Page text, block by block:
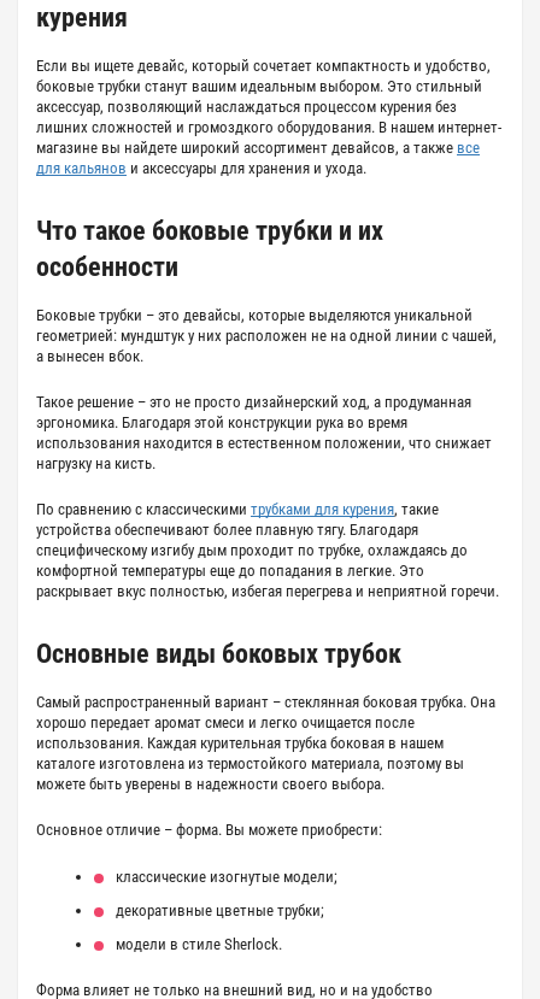
курения
Если вы ищете девайс, который сочетает компактность и удобство,
боковые трубки станут вашим идеальным выбором. Это стильный
аксессуар, позволяющий наслаждаться процессом курения без
лишних сложностей и громоздкого оборудования. В нашем интернет-
магазине вы найдете широкий ассортимент девайсов, а также все
для кальянов и аксессуары для хранения и ухода.
Что такое боковые трубки и их
особенности
Боковые трубки – это девайсы, которые выделяются уникальной
геометрией: мундштук у них расположен не на одной линии с чашей,
а вынесен вбок.
Такое решение – это не просто дизайнерский ход, а продуманная
эргономика. Благодаря этой конструкции рука во время
использования находится в естественном положении, что снижает
нагрузку на кисть.
По сравнению с классическими трубками для курения, такие
устройства обеспечивают более плавную тягу. Благодаря
специфическому изгибу дым проходит по трубке, охлаждаясь до
комфортной температуры еще до попадания в легкие. Это
раскрывает вкус полностью, избегая перегрева и неприятной горечи.
Основные виды боковых трубок
Самый распространенный вариант – стеклянная боковая трубка. Она
хорошо передает аромат смеси и легко очищается после
использования. Каждая курительная трубка боковая в нашем
каталоге изготовлена из термостойкого материала, поэтому вы
можете быть уверены в надежности своего выбора.
Основное отличие – форма. Вы можете приобрести:
классические изогнутые модели;
декоративные цветные трубки;
модели в стиле Sherlock.
Форма влияет не только на внешний вид, но и на удобство